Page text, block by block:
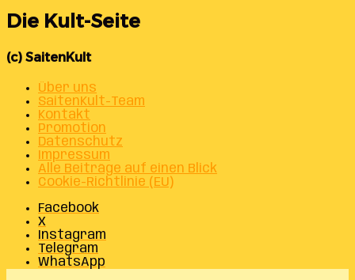
Die Kult-Seite
(c) SaitenKult
Über uns
SaitenKult-Team
Kontakt
Promotion
Datenschutz
Impressum
Alle Beiträge auf einen Blick
Cookie-Richtlinie (EU)
Facebook
X
Instagram
Telegram
WhatsApp